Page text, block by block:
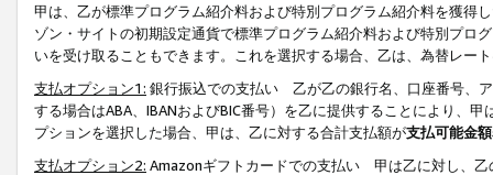
甲は、乙が標準プログラム紹介料および特別プログラム紹介料を獲得
ゾン・サイトの初期設定通貨で標準プログラム紹介料および特別プロ
いを受け取ることもできます。これを選択する場合、乙は、為替レー
支払オプション1: 銀行振込での支払い 乙が乙の銀行名、口座番号、
する場合はABA、IBANおよびBIC番号）を乙に提供することにより、
プションを選択した場合、甲は、乙に対する合計支払額が支払可能金
支払オプション2: Amazonギフトカードでの支払い 甲は乙に対し、乙